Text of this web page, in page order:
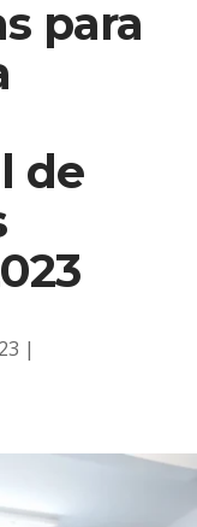
para
de
|